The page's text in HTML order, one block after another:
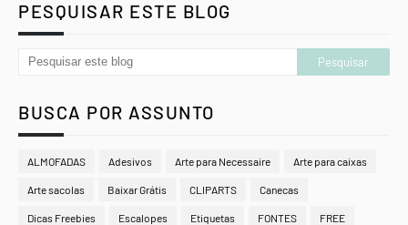
PESQUISAR ESTE BLOG
BUSCA POR ASSUNTO
ALMOFADAS Adesivos Arte para Necessaire Arte para caixas
Arte sacolas Baixar Grátis CLIPARTS Canecas
Dicas Freebies Escalopes Etiquetas FONTES FREE